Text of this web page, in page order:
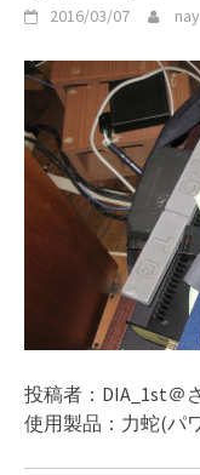
2016/03/07
投稿者：DIA_1st＠
使用製品：力蛇(パ